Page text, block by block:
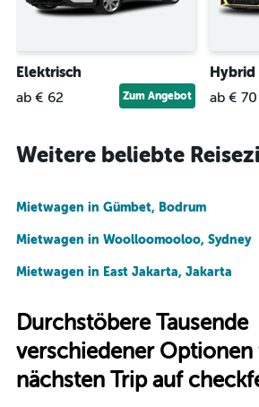
Elektrisch
ab € 62 Zum Angebot
Hybrid
ab € 70
Weitere beliebte
Mietwagen in Gümbet, Bodrum
Mietwagen in Woolloomooloo, Sydney
Mietwagen in East Jakarta, Jakarta
Durchstöbere Tausende
verschiedener Optionen
nächsten Trip auf